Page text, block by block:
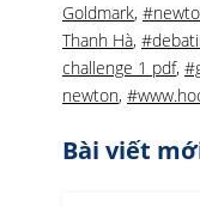
Goldmark,
Thanh Hà,
challenge 1 pdf,
newton,
Bài viết